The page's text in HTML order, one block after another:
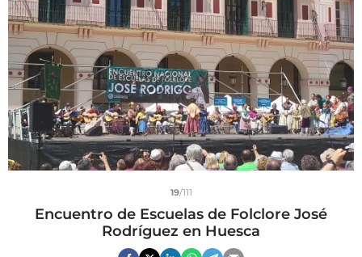
19/111
Encuentro de Escuelas de Folclore José
Rodríguez en Huesca